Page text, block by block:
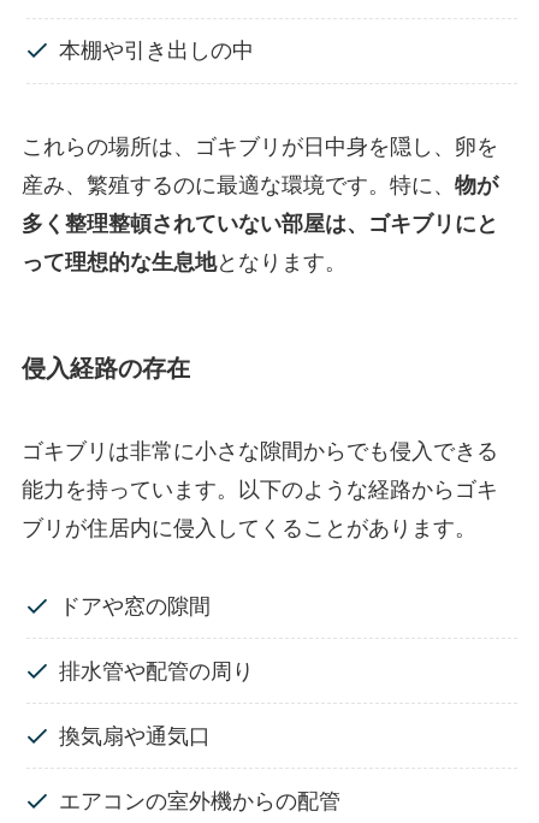
本棚や引き出しの中
これらの場所は、ゴキブリが日中身を隠し、卵を
産み、繁殖するのに最適な環境です。特に、 物が
多く整理整頓されていない部屋は、ゴキブリにと
って理想的な生息地となります。
侵入経路の存在
ゴキブリは非常に小さな隙間からでも侵入できる
能力を持っています。以下のような経路からゴキ
ブリが住居内に侵入してくることがあります。
ドアや窓の隙間
排水管や配管の周り
換気扇や通気口
エアコンの室外機からの配管